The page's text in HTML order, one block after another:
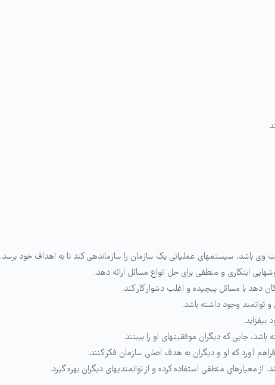
وی باشد، سیستمهای عملیاتی یک سازمان را سازماندهی کند تا به اهداف خود برسد.
ابتکاری و منطقی برای حل انواع مسائل ارائه دهد.
دهد با مسائل پیچیده و اغلب دشوار کار کند.
وجود داشته باشد.
بیفزاید.
جایی که دیگران موفقیتهای او را ببینند.
آورد که او و دیگران به هدف اصلی سازمان فکر کنند.
از معیارهای منطقی استفاده کرده و از توانمندیهای دیگران بهره گیرد.